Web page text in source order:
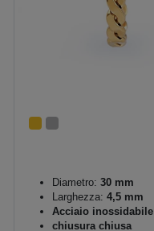
Diametro: 30 mm
Larghezza: 4,5 mm
Acciaio inossidabile
chiusura chiusa